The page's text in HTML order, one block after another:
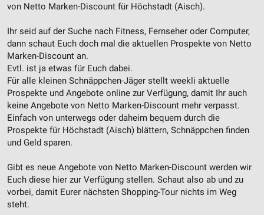
von Netto Marken-Discount für Höchstadt (Aisch).
Ihr seid auf der Suche nach Fitness, Fernseher oder Computer,
dann schaut Euch doch mal die aktuellen Prospekte von Netto
Marken-Discount an.
Evtl. ist ja etwas für Euch dabei.
Für alle kleinen Schnäppchen-Jäger stellt weekli aktuelle
Prospekte und Angebote online zur Verfügung, damit Ihr auch
keine Angebote von Netto Marken-Discount mehr verpasst.
Einfach von unterwegs oder daheim bequem durch die
Prospekte für Höchstadt (Aisch) blättern, Schnäppchen finden
und Geld sparen.
Gibt es neue Angebote von Netto Marken-Discount werden wir
Euch diese hier zur Verfügung stellen. Schaut also ab und zu
vorbei, damit Eurer nächsten Shopping-Tour nichts im Weg
steht.